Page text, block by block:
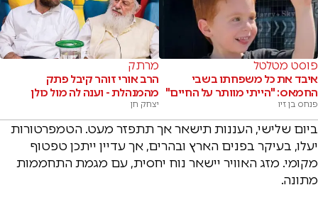
פוסט מטלטל
איבד את כל משפחתו בשבי
החמאס: "הייתי מוותר על החיים"
פנחס בן זיו
מרתק
הרב אורי זוהר קיבל פתק
מהמנהלת - וענה לה מול כולן
יצחק חן
ביום שלישי, העננות תישאר אך תתפזר מעט. הטמפרטורות
יעלו, בעיקר בפנים הארץ ובהרים, אך עדיין ייתכן טפטוף
מקומי. מזג האוויר יישאר נוח יחסית, עם מגמת התחממות
מתונה.